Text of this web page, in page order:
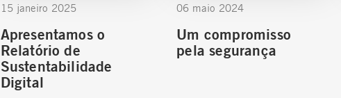
15 janeiro 2025
Apresentamos o
Relatório de
Sustentabilidade
Digital
06 maio 2024
Um compromisso
pela segurança